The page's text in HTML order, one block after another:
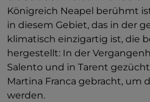
Königreich Neapel berühmt
in diesem Gebiet, das in der
klimatisch einzigartig ist, die
hergestellt: In der
Salento und in Tarent
Martina Franca gebracht, um
werden.